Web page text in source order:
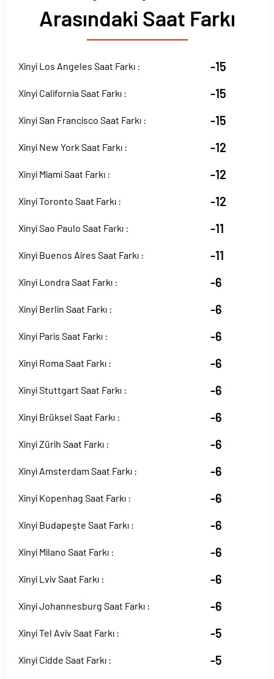
Arasındaki Saat Farkı
Xinyi Los Angeles Saat Farkı : -15
Xinyi California Saat Farkı : -15
Xinyi San Francisco Saat Farkı : -15
Xinyi New York Saat Farkı : -12
Xinyi Miami Saat Farkı : -12
Xinyi Toronto Saat Farkı : -12
Xinyi Sao Paulo Saat Farkı : -11
Xinyi Buenos Aires Saat Farkı : -11
Xinyi Londra Saat Farkı : -6
Xinyi Berlin Saat Farkı : -6
Xinyi Paris Saat Farkı : -6
Xinyi Roma Saat Farkı : -6
Xinyi Stuttgart Saat Farkı : -6
Xinyi Brüksel Saat Farkı : -6
Xinyi Zürih Saat Farkı : -6
Xinyi Amsterdam Saat Farkı : -6
Xinyi Kopenhag Saat Farkı : -6
Xinyi Budapeşte Saat Farkı : -6
Xinyi Milano Saat Farkı : -6
Xinyi Lviv Saat Farkı : -6
Xinyi Johannesburg Saat Farkı : -6
Xinyi Tel Aviv Saat Farkı : -5
Xinyi Cidde Saat Farkı : -5